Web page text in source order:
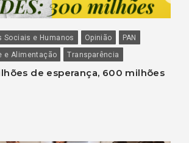
Sociais e Humanos Opinião
PAN
e Alimentação Transparência
de esperança, 600 milhões